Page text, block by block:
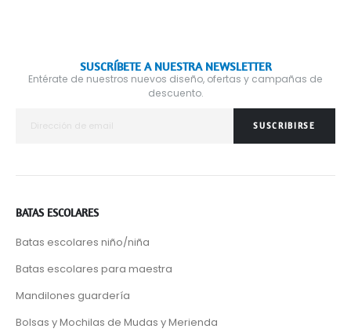
SUSCRÍBETE A NUESTRA NEWSLETTER
Entérate de nuestros nuevos diseño, ofertas y campañas de
descuento.
SUSCRIBIRSE
BATAS ESCOLARES
Batas escolares niño/niña
Batas escolares para maestra
Mandilones guardería
Bolsas y Mochilas de Mudas y Merienda